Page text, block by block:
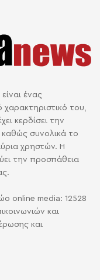
ένας
του,
κερδίσει την
καθώς συνολικά το
χρηστών. Η
την προσπάθεια
online media: 12528
και
και